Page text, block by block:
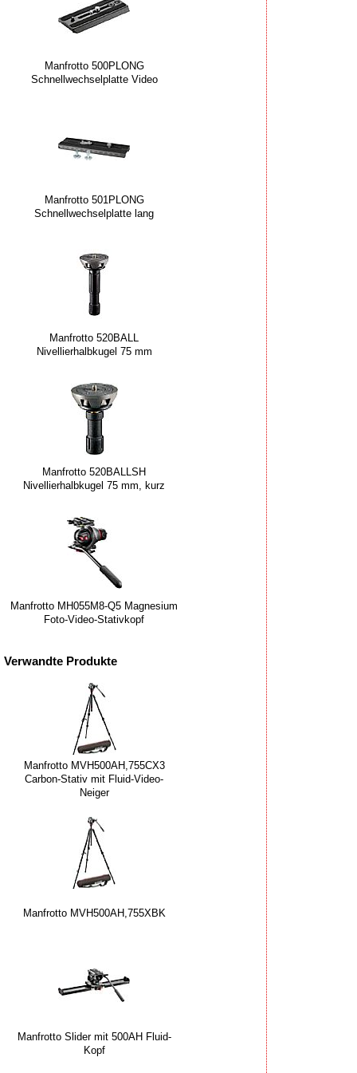
Manfrotto 500PLONG
Schnellwechselplatte Video
Manfrotto 501PLONG
Schnellwechselplatte lang
Manfrotto 520BALL
Nivellierhalbkugel 75 mm
Manfrotto 520BALLSH
Nivellierhalbkugel 75 mm, kurz
Manfrotto MH055M8-Q5 Magnesium
Foto-Video-Stativkopf
Verwandte Produkte
Manfrotto MVH500AH,755CX3
Carbon-Stativ mit Fluid-Video-
Neiger
Manfrotto MVH500AH,755XBK
Manfrotto Slider mit 500AH Fluid-
Kopf